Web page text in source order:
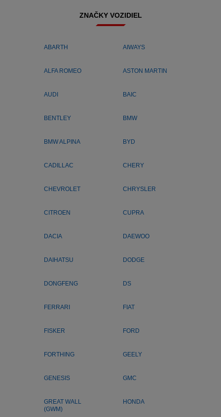
ZNAČKY VOZIDIEL
ABARTH AIWAYS
ALFA ROMEO ASTON MARTIN
AUDI BAIC
BENTLEY BMW
BMW ALPINA BYD
CADILLAC CHERY
CHEVROLET CHRYSLER
CITROEN CUPRA
DACIA DAEWOO
DAIHATSU DODGE
DONGFENG DS
FERRARI FIAT
FISKER FORD
FORTHING GEELY
GENESIS GMC
GREAT WALL
(GWM)
HONDA